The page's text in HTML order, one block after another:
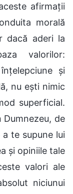
afirmații
morală
dacă aderi la
valorilor:
și
nu ești nimic
superficial.
de
te supune lui
și opiniile tale
valori ale
niciunui